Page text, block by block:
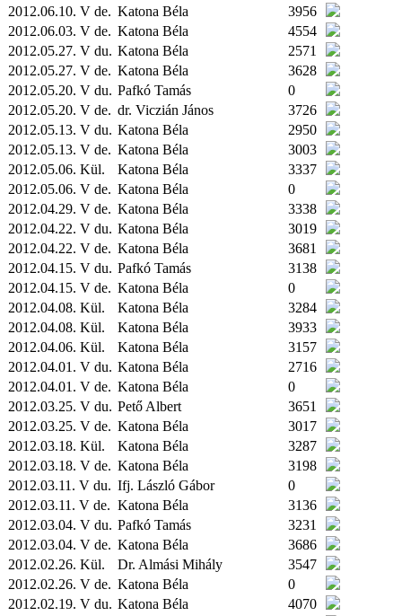
2012.06.10. V de. Katona Béla
3956
2012.06.03. V de. Katona Béla
4554
2012.05.27. V du. Katona Béla
2571
2012.05.27. V de. Katona Béla
3628
2012.05.20. V du. Pafkó Tamás
0
2012.05.20. V de. dr. Viczián János
3726
2012.05.13. V du. Katona Béla
2950
2012.05.13. V de. Katona Béla
3003
2012.05.06. Kül. Katona Béla
3337
2012.05.06. V de. Katona Béla
0
2012.04.29. V de. Katona Béla
3338
2012.04.22. V du. Katona Béla
3019
2012.04.22. V de. Katona Béla
3681
2012.04.15. V du. Pafkó Tamás
3138
2012.04.15. V de. Katona Béla
0
2012.04.08. Kül. Katona Béla
3284
2012.04.08. Kül. Katona Béla
3933
2012.04.06. Kül. Katona Béla
3157
2012.04.01. V du. Katona Béla
2716
2012.04.01. V de. Katona Béla
0
2012.03.25. V du. Pető Albert
3651
2012.03.25. V de. Katona Béla
3017
2012.03.18. Kül. Katona Béla
3287
2012.03.18. V de. Katona Béla
3198
2012.03.11. V du. Ifj. László Gábor
0
2012.03.11. V de. Katona Béla
3136
2012.03.04. V du. Pafkó Tamás
3231
2012.03.04. V de. Katona Béla
3686
2012.02.26. Kül. Dr. Almási Mihály
3547
2012.02.26. V de. Katona Béla
0
2012.02.19. V du. Katona Béla
4070